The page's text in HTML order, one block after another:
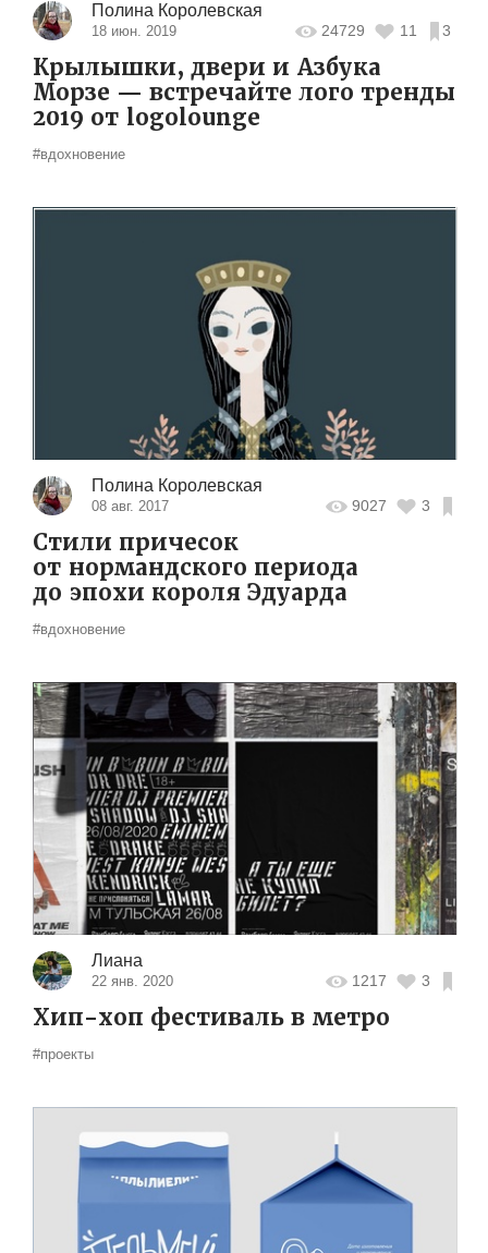
Полина Королевская
18 июн. 2019 24729 11 3
Крылышки, двери и Азбука
Морзе — встречайте лого тренды
2019 от logolounge
#вдохновение
Полина Королевская
08 авг. 2017 9027 3
Стили причесок
от нормандского периода
до эпохи короля Эдуарда
#вдохновение
Лиана
22 янв. 2020 1217 3
Хип-хоп фестиваль в метро
#проекты